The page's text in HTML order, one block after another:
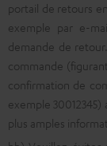
portail de retours
exemple par e-
demande de
commande
confirmation de
exemple
plus amples